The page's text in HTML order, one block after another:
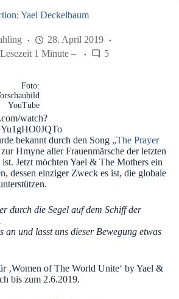
Yael Deckelbaum
28. April 2019
Lesezeit 1 Minute – 5
Foto:
YouTube
watch?
bekannt durch den Song „The Prayer
Hmyne aller Frauenmärsche der letzten
Jetzt möchten Yael & The Mothers ein
dessen einziger Zweck es ist, die globale
durch die Segel auf dem Schiff der
an und lasst uns dieser Bewegung etwas
‚Women of The World Unite‘ by Yael &
bis zum 2.6.2019.